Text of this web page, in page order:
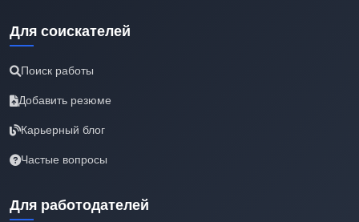
Для соискателей
Поиск работы
Добавить резюме
Карьерный блог
Частые вопросы
Для работодателей